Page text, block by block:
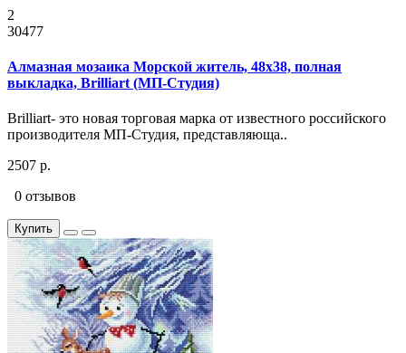
2
30477
Алмазная мозаика Морской житель, 48x38, полная
выкладка, Brilliart (МП-Студия)
Brilliart- это новая торговая марка от известного российского
производителя МП-Студия, представляюща..
2507 р.
0 отзывов
Купить